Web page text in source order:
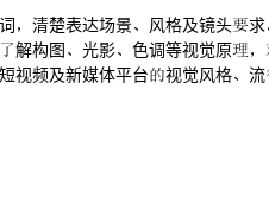
清楚表达场景风格及镜头求
解构图光影色调等视觉原
频及新媒体平台视觉风格